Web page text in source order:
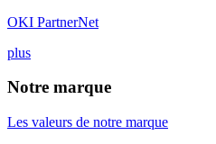
OKI PartnerNet
plus
Notre marque
Les valeurs de notre marque